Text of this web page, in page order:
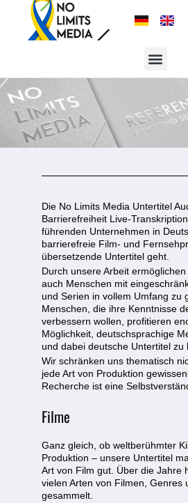
Die No Limits Media Untertitel
Barrierefreiheit Live-
führenden Unternehmen in
barrierefreie Film- und
übersetzende Untertitel geht.
Durch unsere Arbeit
auch Menschen mit
und Serien in vollem Umfang zu
Menschen, die ihre Kenntnisse
verbessern wollen, profitieren
Möglichkeit, deutschsprachige
und dabei deutsche Untertitel zu
Wir schränken uns thematisch
jede Art von Produktion
Recherche ist eine
Filme
Ganz gleich, ob weltberühmter
Produktion – unsere Untertitel
Art von Film gut. Über die Jahre
vielen Arten von Filmen, Genres
gesammelt.